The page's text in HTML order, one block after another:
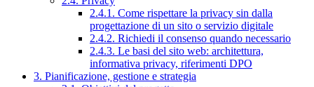
2.4.1. Come rispettare la privacy sin dalla
progettazione di un sito o servizio digitale
2.4.2. Richiedi il consenso quando necessario
2.4.3. Le basi del sito web: architettura,
informativa privacy, riferimenti DPO
3. Pianificazione, gestione e strategia